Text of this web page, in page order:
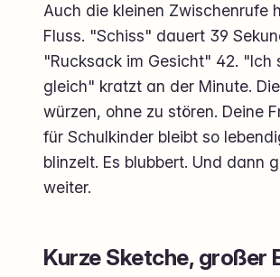
Auch die kleinen Zwischenrufe
Fluss. "Schiss" dauert 39
"Rucksack im Gesicht" 42. "Ich
gleich" kratzt an der Minute.
würzen, ohne zu stören. Deine
für Schulkinder bleibt so
blinzelt. Es blubbert. Und dann
weiter.
Kurze Sketche, großer